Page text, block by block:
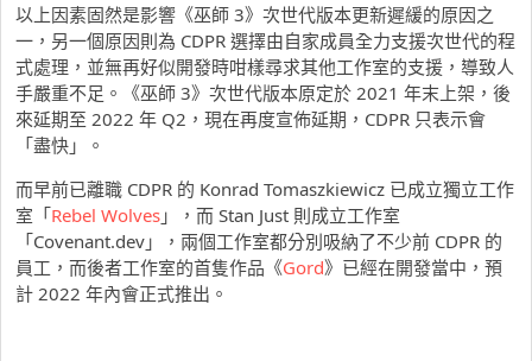
以上因素固然是影響《巫師 3》次世代版本更新遲緩的原因之
一，另一個原因則為 CDPR 選擇由自家成員全力支援次世代的程
式處理，並無再好似開發時咁樣尋求其他工作室的支援，導致人
手嚴重不足。《巫師 3》次世代版本原定於 2021 年末上架，後
來延期至 2022 年 Q2，現在再度宣佈延期，CDPR 只表示會
「盡快」。
而早前已離職 CDPR 的 Konrad Tomaszkiewicz 已成立獨立工作
室「Rebel Wolves 」，而 Stan Just 則成立工作室
「Covenant.dev」，兩個工作室都分別吸納了不少前 CDPR 的
員工，而後者工作室的首隻作品《Gord》已經在開發當中，預
計 2022 年內會正式推出。